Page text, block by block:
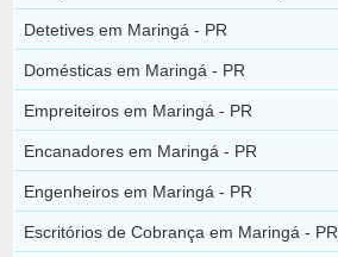
Detetives em Maringá - PR
Domésticas em Maringá - PR
Empreiteiros em Maringá - PR
Encanadores em Maringá - PR
Engenheiros em Maringá - PR
Escritórios de Cobrança em Maringá - PR